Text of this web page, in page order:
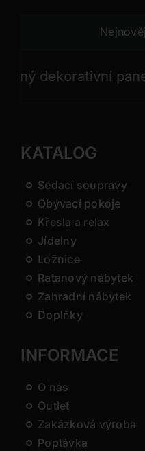
dekorativní panel
KATALOG
Sedací soupravy
Obývací pokoje
Křesla a relax
Jídelny
Ložnice
Ratanový nábytek
Zahradní nábytek
Doplňky
INFORMACE
O nás
Outlet
Zakázková výroba
Poptávka